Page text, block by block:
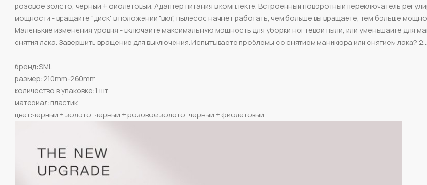
розовое золото, черный + фиолетовый. Адаптер питания в комплекте. Встроенный поворотный переключатель
мощности - вращайте "диск" в положении "вкл", пылесос начнет работать, чем больше вы вращаете, тем больше
Маленькие изменения уровня - включайте максимальную мощность для уборки ногтевой пыли, или уменьшайте для
снятия лака. Завершить вращение для выключения. Испытываете проблемы со снятием маникюра или снятием лака? 2...
бренд:SML
размер:210mm-260mm
количество в упаковке:1 шт.
материал:пластик
цвет:черный + золото, черный + розовое золото, черный + фиолетовый